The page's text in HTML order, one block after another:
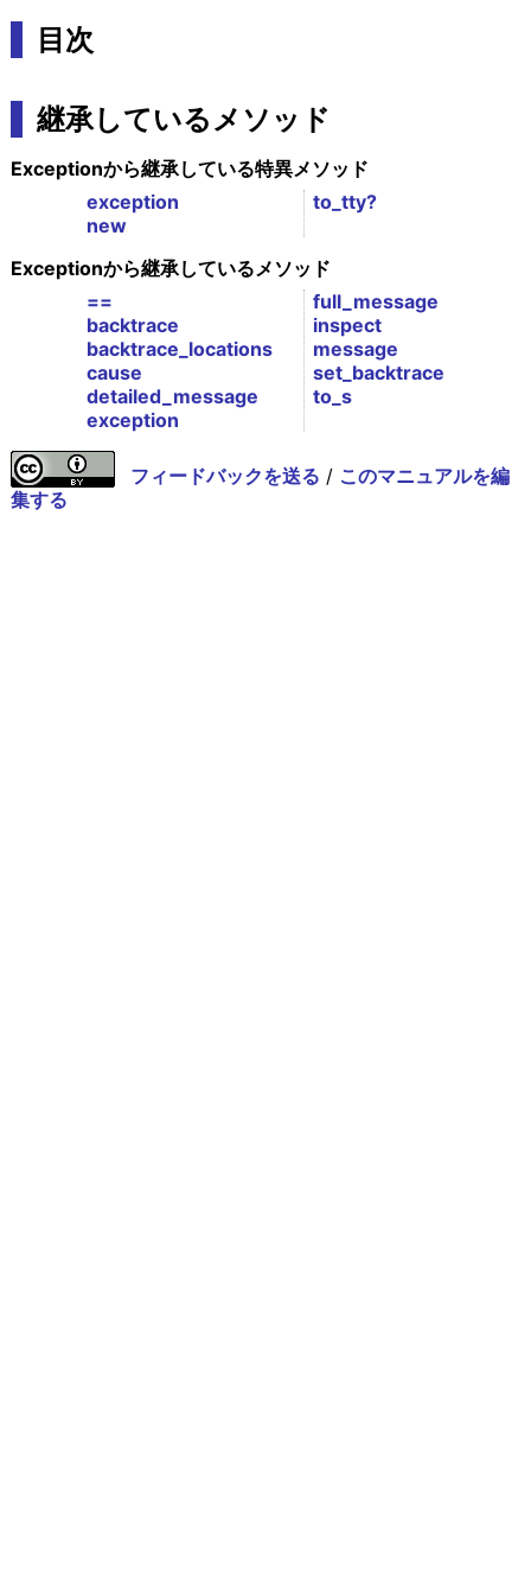
目次
継承しているメソッド
Exceptionから継承している特異メソッド
exception
new
to_tty?
Exceptionから継承しているメソッド
==
backtrace
backtrace_locations
cause
detailed_message
exception
full_message
inspect
message
set_backtrace
to_s
フィードバックを送る / このマニュアルを編
集する